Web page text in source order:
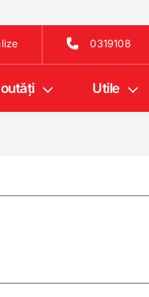
0319108
Utile